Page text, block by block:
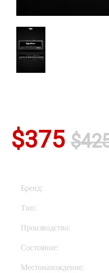
$375
Бренд:
Тип:
Производство:
Состояние:
Местонахождение: